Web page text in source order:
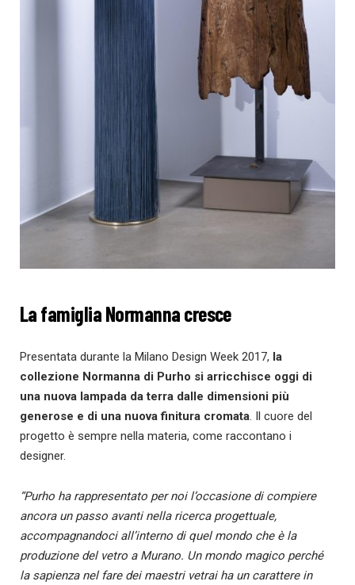
La famiglia Normanna cresce
Presentata durante la Milano Design Week 2017, la
collezione Normanna di Purho si arricchisce oggi di
una nuova lampada da terra dalle dimensioni più
generose e di una nuova finitura cromata. Il cuore del
progetto è sempre nella materia, come raccontano i
designer.
“Purho ha rappresentato per noi l’occasione di compiere
ancora un passo avanti nella ricerca progettuale,
accompagnandoci all’interno di quel mondo che è la
produzione del vetro a Murano. Un mondo magico perché
la sapienza nel fare dei maestri vetrai ha un carattere in